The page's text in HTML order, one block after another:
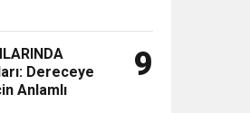
Dereceye
Anlamlı
9